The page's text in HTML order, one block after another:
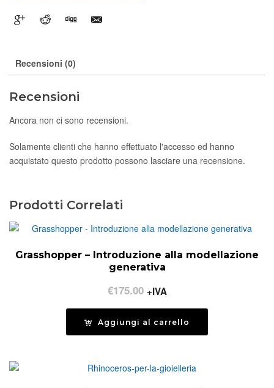
Recensioni (0)
Recensioni
Ancora non ci sono recensioni.
Solamente clienti che hanno effettuato l'accesso ed hanno
acquistato questo prodotto possono lasciare una recensione.
Prodotti Correlati
Grasshopper – Introduzione alla modellazione
generativa
€175.00 +IVA
Aggiungi al carrello